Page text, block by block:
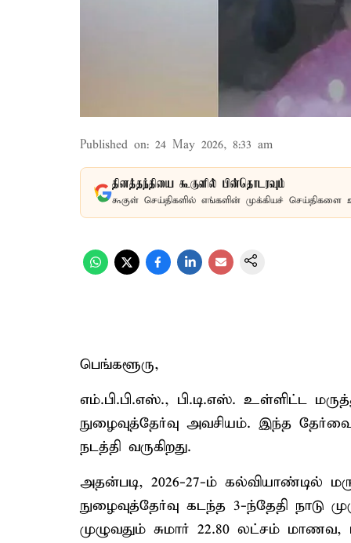
Published on: 24 May 2026, 8:33 am
தினத்தந்தியை கூகுளில் பின்தொடரவும்
கூகுள் செய்திகளில் எங்களின் முக்கியச் செய்திகளை
பெங்களூரு,
எம்.பி.பி.எஸ்., பி.டி.எஸ். உள்ளிட்ட
நுழைவுத்தேர்வு அவசியம். இந்த
நடத்தி வருகிறது.
அதன்படி, 2026-27-ம் கல்வியாண்டில்
நுழைவுத்தேர்வு கடந்த 3-ந்தேதி நாடு
முழுவதும் சுமார் 22.80 லட்சம்